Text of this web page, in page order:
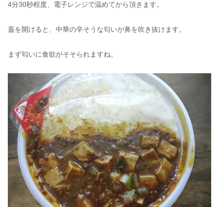
4分30秒程度、電子レンジで温めてから頂きます。
蓋を開けると、中華の辛そうな匂いが鼻を吹き抜けます。
まず匂いに食欲がそそられますね。